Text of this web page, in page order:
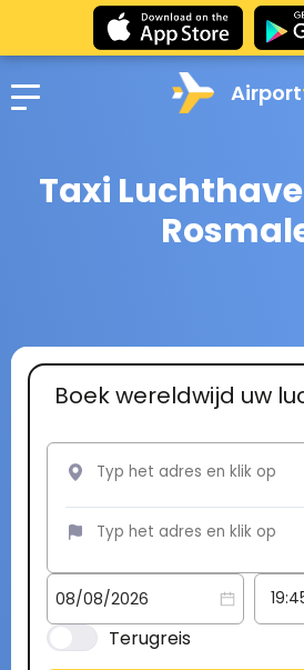
Airport
Taxi
Boek wereldwijd uw
Terugreis